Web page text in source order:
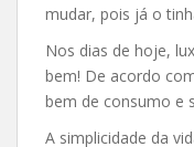
mudar, pois já o
Nos dias de hoje,
bem! De acordo
bem de consumo e
A simplicidade da